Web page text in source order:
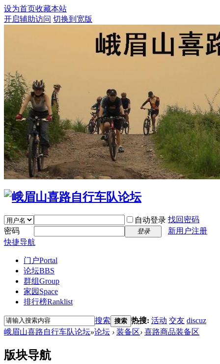
设为首页收藏本站
开启辅助访问 切换到宽版
自动登录 找回密码
密码
登录
新用户注册
快捷导航
门户Portal
论坛BBS
群组Group
家园 Space
排行榜Ranklist
搜索 搜索 热搜: 活动 交友 discuz
峨眉山喜路自行车队论坛»论坛 › 装备区› 喜路商品装备区
版块导航